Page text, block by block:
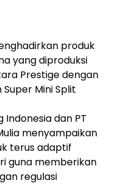
produk
yang diproduksi
Prestigedengan
Mini Split
Indonesia dan PT
menyampaikan
terus adaptif
guna memberikan
regulasi